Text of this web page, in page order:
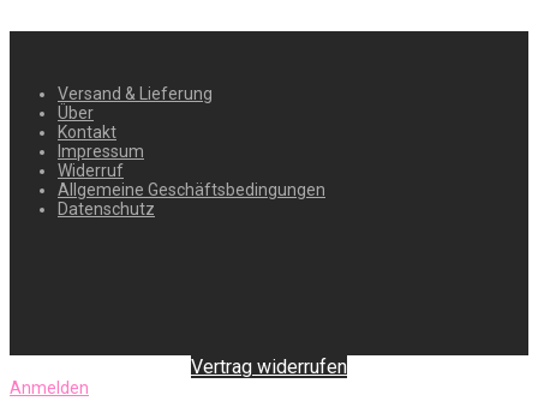
Versand & Lieferung
Über
Kontakt
Impressum
Widerruf
Allgemeine Geschäftsbedingungen
Datenschutz
Vertrag widerrufen
Anmelden